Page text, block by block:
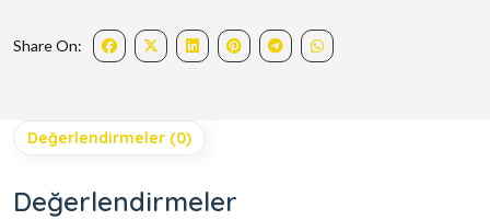
Share On:
Değerlendirmeler (0)
Değerlendirmeler